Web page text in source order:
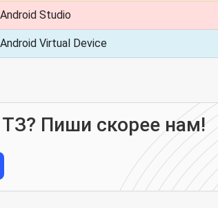
Android Studio
Android Virtual Device
Пиши скорее нам!